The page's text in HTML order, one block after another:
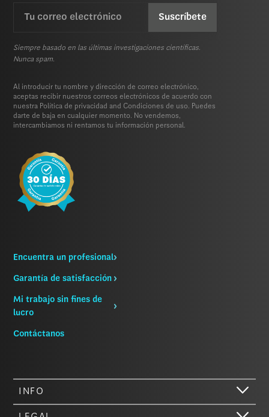
Siempre basado en las últimas investigaciones científicas.
Nunca spam.
Al introducir tu nombre y dirección de correo electrónico,
aceptas recibir nuestros correos electrónicos de acuerdo con
nuestra Política de privacidad and Condiciones de uso. Puedes
darte de baja en cualquier momento. No vendemos,
intercambiamos ni rentamos tu información personal.
Encuentra un profesional
Garantía de satisfacción
Mi trabajo sin fines de
lucro
Contáctanos
INFO
¡Hola! Sólo queríamos informarte de que nuestro sitio web (como la